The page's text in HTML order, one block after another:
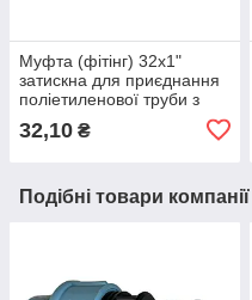
Муфта (фітінг) 32х1"
затискна для приєднання
поліетиленової труби з
32,10 ₴
Подібні товари компанії